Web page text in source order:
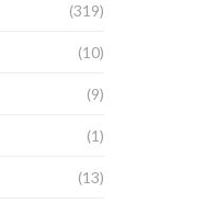
(319)
(10)
(9)
(1)
(13)